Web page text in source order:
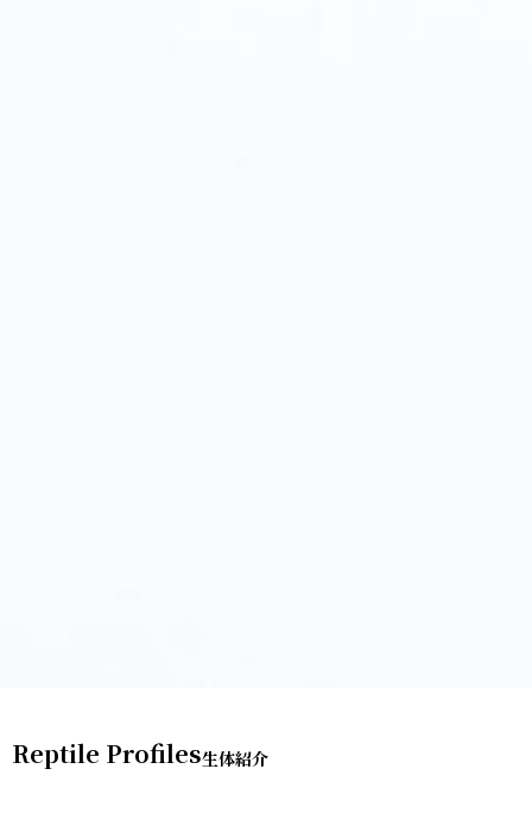
Reptile Profiles